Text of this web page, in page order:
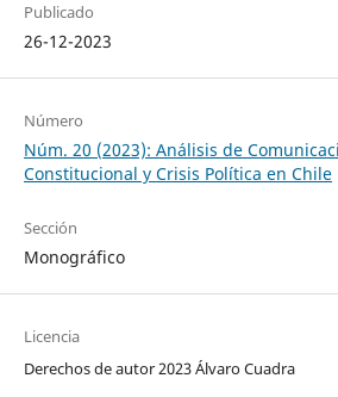
Publicado
26-12-2023
Número
Núm. 20 (2023): Análisis de
Constitucional y Crisis Política en Chile
Sección
Monográfico
Licencia
Derechos de autor 2023 Álvaro Cuadra